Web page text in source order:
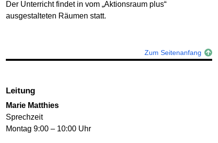
Der Unterricht findet in vom „Aktionsraum plus“
ausgestalteten Räumen statt.
Zum Seitenanfang
Leitung
Marie Matthies
Sprechzeit
Montag 9:00 – 10:00 Uhr